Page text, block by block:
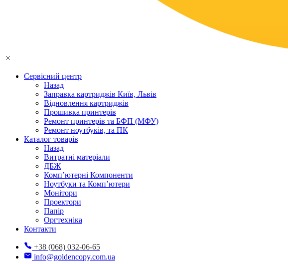
Сервісний центр
Назад
Заправка картриджів Київ, Львів
Відновлення картриджів
Прошивка принтерів
Ремонт принтерів та БФП (МФУ)
Ремонт ноутбуків, та ПК
Каталог товарів
Назад
Витратні матеріали
ДБЖ
Комп’ютерні Компоненти
Ноутбуки та Комп’ютери
Монітори
Проектори
Папір
Оргтехніка
Контакти
+38 (068) 032-06-65
info@goldencopy.com.ua